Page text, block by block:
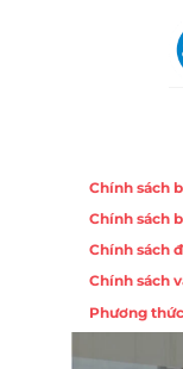
Chính sách
Chính sách
Chính sách
Chính sách
Phương